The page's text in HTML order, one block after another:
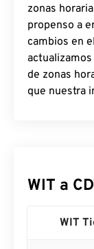
zonas
propenso a
cambios en
de zonas
que nuestra
WIT a
WIT